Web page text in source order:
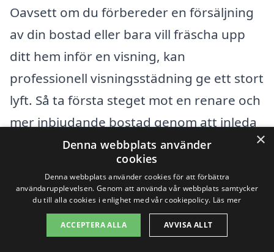
Oavsett om du förbereder en försäljning
av din bostad eller bara vill fräscha upp
ditt hem inför en visning, kan
professionell visningsstädning ge ett stort
lyft. Så ta första steget mot en renare och
mer inbjudande bostad genom att inleda
din sökning efter städfirmor här idag!
Få 3 erbjudanden, gratis och utan
förpliktelser
×
Denna webbplats använder
cookies
Denna webbplats använder cookies för att förbättra
användarupplevelsen. Genom att använda vår webbplats samtycker
du till alla cookies i enlighet med vår cookiepolicy. Läs mer
ACCEPTERA ALLA AVVISA ALLT